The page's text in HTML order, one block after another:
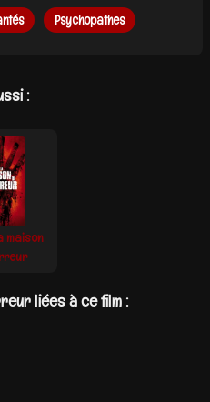
Psychopathes
:
maison
liées à ce film :